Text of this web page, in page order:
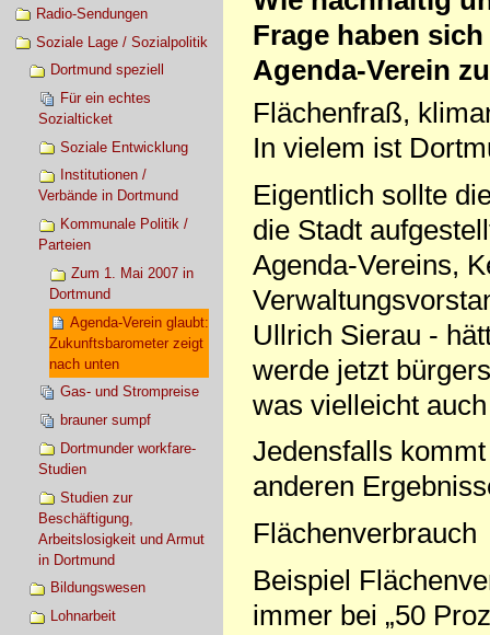
Radio-Sendungen
Soziale Lage / Sozialpolitik
Dortmund speziell
Für ein echtes
Sozialticket
Soziale Entwicklung
Institutionen /
Verbände in Dortmund
Kommunale Politik /
Parteien
Zum 1. Mai 2007 in
Dortmund
Agenda-Verein glaubt:
Zukunftsbarometer zeigt
nach unten
Gas- und Strompreise
brauner sumpf
Dortmunder workfare-
Studien
Studien zur
Beschäftigung,
Arbeitslosigkeit und Armut
in Dortmund
Bildungswesen
Lohnarbeit
Frage haben
Agenda-Verein
Flächenfraß,
In vielem ist
Eigentlich sollte
die Stadt
Agenda-Vereins,
Ullrich Sierau -
werde jetzt
was vielleicht
Jedensfalls
anderen
Flächenverbrauch
Beispiel
immer bei „50